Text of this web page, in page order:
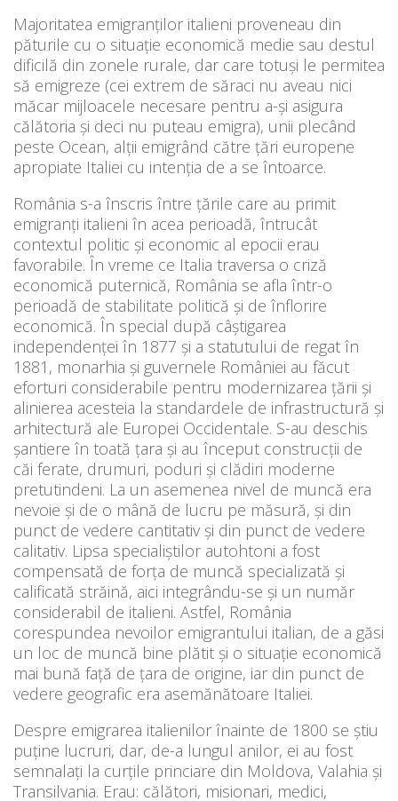
Majoritatea emigranților italieni proveneau din
păturile cu o situaţie economică medie sau destul
dificilă din zonele rurale, dar care totuşi le permitea
să emigreze (cei extrem de săraci nu aveau nici
măcar mijloacele necesare pentru a-şi asigura
călătoria şi deci nu puteau emigra), unii plecând
peste Ocean, alţii emigrând către țări europene
apropiate Italiei cu intenția de a se întoarce.
România s-a înscris între ţările care au primit
emigranţi italieni în acea perioadă, întrucât
contextul politic şi economic al epocii erau
favorabile. În vreme ce Italia traversa o criză
economică puternică, România se afla într-o
perioadă de stabilitate politică şi de înflorire
economică. În special după câştigarea
independenţei în 1877 şi a statutului de regat în
1881, monarhia şi guvernele României au făcut
eforturi considerabile pentru modernizarea ţării şi
alinierea acesteia la standardele de infrastructură şi
arhitectură ale Europei Occidentale. S-au deschis
şantiere în toată ţara şi au început construcţii de
căi ferate, drumuri, poduri şi clădiri moderne
pretutindeni. La un asemenea nivel de muncă era
nevoie şi de o mână de lucru pe măsură, şi din
punct de vedere cantitativ şi din punct de vedere
calitativ. Lipsa specialiştilor autohtoni a fost
compensată de forţa de muncă specializată şi
calificată străină, aici integrându-se şi un număr
considerabil de italieni. Astfel, România
corespundea nevoilor emigrantului italian, de a găsi
un loc de muncă bine plătit și o situație economică
mai bună față de țara de origine, iar din punct de
vedere geografic era asemănătoare Italiei.
Despre emigrarea italienilor înainte de 1800 se ştiu
puţine lucruri, dar, de-a lungul anilor, ei au fost
semnalaţi la curţile princiare din Moldova, Valahia şi
Transilvania. Erau: călători, misionari, medici,